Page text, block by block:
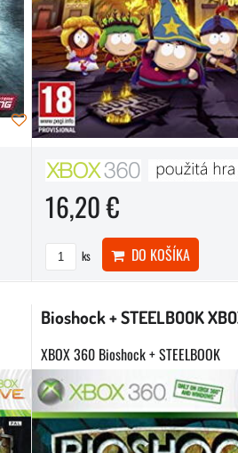
16,20 €
ks DO KOŠÍKA
Bioshock + STEELBOOK
XBOX 360 Bioshock + STEELBOOK